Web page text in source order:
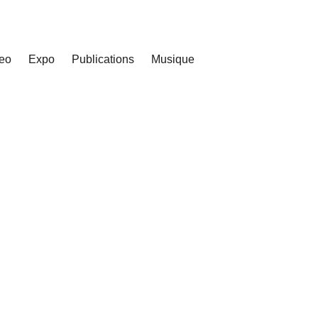
Expo Publications Musique